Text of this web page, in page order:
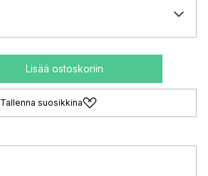
Lisää ostoskoriin
Tallenna suosikkina